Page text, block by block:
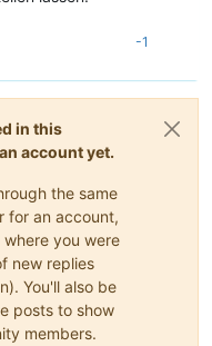
-1
in this
account yet.
the same
for an account,
you were
new replies
You'll also be
posts to show
members.